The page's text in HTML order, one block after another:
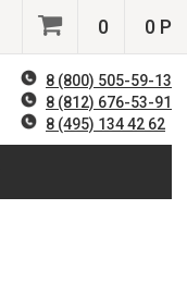
0 0 Р
8 (800) 505-59-13
8 (812) 676-53-91
8 (495) 134 42 62